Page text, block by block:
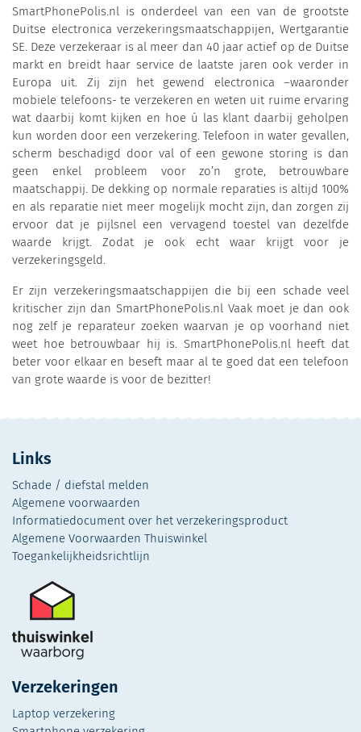
SmartPhonePolis.nl is onderdeel van een van de grootste
Duitse electronica verzekeringsmaatschappijen, Wertgarantie
SE. Deze verzekeraar is al meer dan 40 jaar actief op de Duitse
markt en breidt haar service de laatste jaren ook verder in
Europa uit. Zij zijn het gewend electronica –waaronder
mobiele telefoons- te verzekeren en weten uit ruime ervaring
wat daarbij komt kijken en hoe ú las klant daarbij geholpen
kun worden door een verzekering. Telefoon in water gevallen,
scherm beschadigd door val of een gewone storing is dan
geen enkel probleem voor zo’n grote, betrouwbare
maatschappij. De dekking op normale reparaties is altijd 100%
en als reparatie niet meer mogelijk mocht zijn, dan zorgen zij
ervoor dat je pijlsnel een vervagend toestel van dezelfde
waarde krijgt. Zodat je ook echt waar krijgt voor je
verzekeringsgeld.
Er zijn verzekeringsmaatschappijen die bij een schade veel
kritischer zijn dan SmartPhonePolis.nl Vaak moet je dan ook
nog zelf je reparateur zoeken waarvan je op voorhand niet
weet hoe betrouwbaar hij is. SmartPhonePolis.nl heeft dat
beter voor elkaar en beseft maar al te goed dat een telefoon
van grote waarde is voor de bezitter!
Links
Schade / diefstal melden
Algemene voorwaarden
Informatiedocument over het verzekeringsproduct
Algemene Voorwaarden Thuiswinkel
Toegankelijkheidsrichtlijn
Verzekeringen
Laptop verzekering